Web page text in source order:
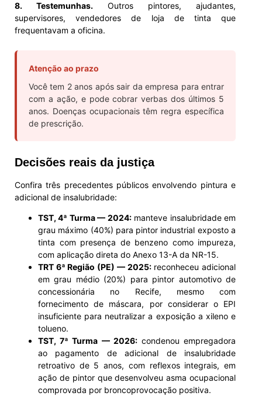
8. Testemunhas. Outros pintores, ajudantes,
supervisores, vendedores de loja de tinta que
frequentavam a oficina.
Atenção ao prazo
Você tem 2 anos após sair da empresa para entrar
com a ação, e pode cobrar verbas dos últimos 5
anos. Doenças ocupacionais têm regra específica
de prescrição.
Decisões reais da justiça
Confira três precedentes públicos envolvendo pintura e
adicional de insalubridade:
TST, 4ª Turma — 2024:manteve insalubridade em
grau máximo (40%) para pintor industrial exposto a
tinta com presença de benzeno como impureza,
com aplicação direta do Anexo 13-A da NR-15.
TRT 6ª Região (PE) — 2025:reconheceu adicional
em grau médio (20%) para pintor automotivo de
concessionária no Recife, mesmo com
fornecimento de máscara, por considerar o EPI
insuficiente para neutralizar a exposição a xileno e
tolueno.
TST, 7ª Turma — 2026:condenou empregadora
ao pagamento de adicional de insalubridade
retroativo de 5 anos, com reflexos integrais, em
ação de pintor que desenvolveu asma ocupacional
comprovada por broncoprovocação positiva.